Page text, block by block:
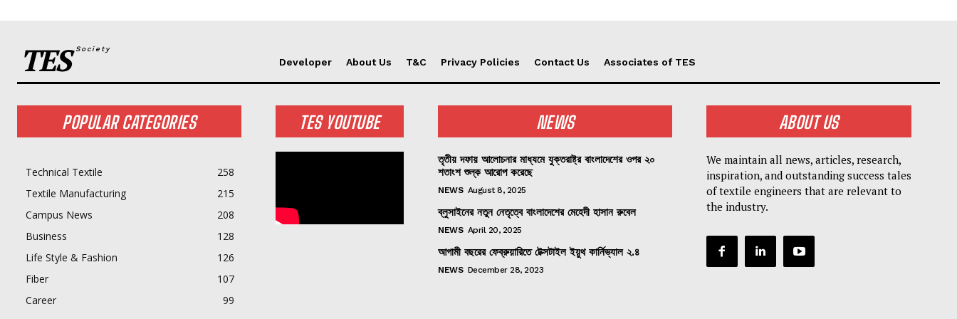
TES Society
Developer About Us T&C Privacy Policies Contact Us Associates of TES
POPULAR CATEGORIES
Technical Textile
258
Textile Manufacturing
215
Campus News
208
Business
128
Life Style & Fashion
126
Fiber
107
Career
99
TES YOUTUBE NEWS
তৃতীয় দফায় আলোচনার মাধ্যমে যুক্তরাষ্ট্র বাংলাদেশের ওপর ২০
শতাংশ শুল্ক আরোপ করেছে
NEWS August 8, 2025
ব্লুসাইনের নতুন নেতৃত্বে বাংলাদেশের মেহেদী হাসান রুবেল
NEWS April 20, 2025
আগামী বছরের ফেব্রুয়ারিতে টেক্সটাইল ইয়ুথ কার্নিভ্যাল ২.৪
NEWS December 28, 2023
ABOUT US
We maintain all news, articles, research,
inspiration, and outstanding success tales
of textile engineers that are relevant to
the industry.